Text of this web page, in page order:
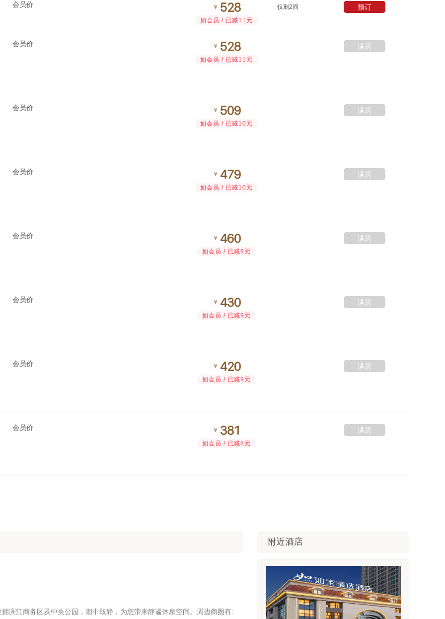
会员价 ￥ 
如会员 / 已减11元
仅剩2间 预订
会员价 ￥ 
如会员 / 已减11元
满房
会员价 ￥ 
如会员 / 已减10元
满房
会员价 ￥ 
如会员 / 已减10元
满房
会员价 ￥ 
如会员 / 已减9元
满房
会员价 ￥ 
如会员 / 已减9元
满房
会员价 ￥ 
如会员 / 已减9元
满房
会员价 ￥ 
如会员 / 已减8元
满房
滨江商务区及中央公园，闹中取静，为您带来静谧休息空间。周边商圈有:
附近酒店